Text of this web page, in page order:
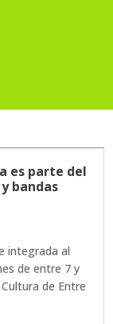
es parte del
bandas
integrada al
de entre 7 y
de Entre